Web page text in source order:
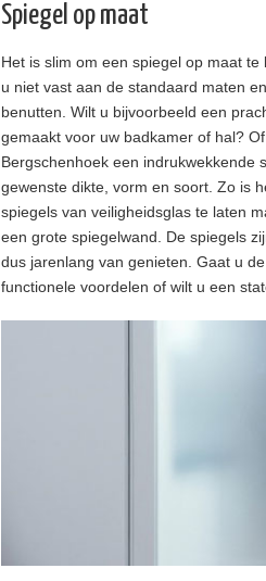
Spiegel op maat
Het is slim om een spiegel op maat
u niet vast aan de standaard maten
benutten. Wilt u bijvoorbeeld een
gemaakt voor uw badkamer of hal?
Bergschenhoek een indrukwekkende
gewenste dikte, vorm en soort. Zo is
spiegels van veiligheidsglas te laten
een grote spiegelwand. De spiegels
dus jarenlang van genieten. Gaat u
functionele voordelen of wilt u een